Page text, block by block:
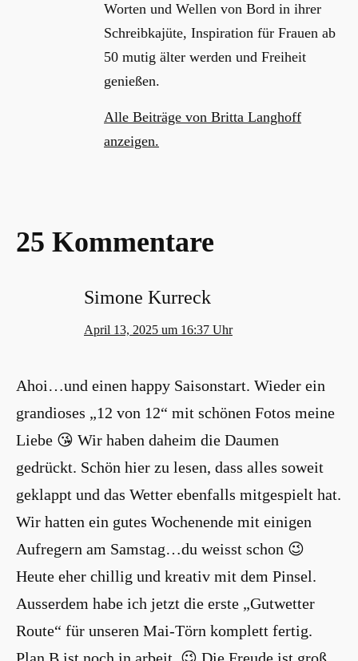
Worten und Wellen von Bord in ihrer
Schreibkajüte, Inspiration für Frauen ab
50 mutig älter werden und Freiheit
genießen.
Alle Beiträge von Britta Langhoff
anzeigen.
25 Kommentare
Simone Kurreck
April 13, 2025 um 16:37 Uhr
Ahoi…und einen happy Saisonstart. Wieder ein
grandioses „12 von 12“ mit schönen Fotos meine
Liebe 😘 Wir haben daheim die Daumen
gedrückt. Schön hier zu lesen, dass alles soweit
geklappt und das Wetter ebenfalls mitgespielt hat.
Wir hatten ein gutes Wochenende mit einigen
Aufregern am Samstag…du weisst schon 😉
Heute eher chillig und kreativ mit dem Pinsel.
Ausserdem habe ich jetzt die erste „Gutwetter
Route“ für unseren Mai-Törn komplett fertig.